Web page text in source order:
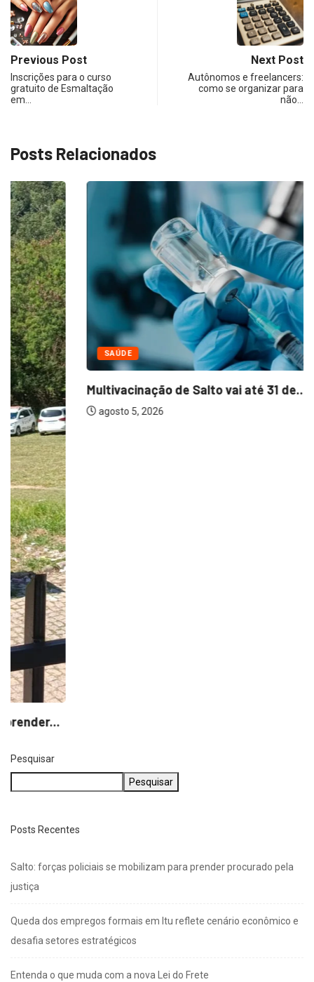
Previous Post
Inscrições para o curso
gratuito de Esmaltação
em…
Next Post
Autônomos e freelancers:
como se organizar para
não…
Posts Relacionados
SAÚDE
Multivacinação de Salto vai até 31 de...
agosto 5, 2026
Pesquisar
Pesquisar
Posts Recentes
Salto: forças policiais se mobilizam para prender procurado pela
justiça
Queda dos empregos formais em Itu reflete cenário econômico e
desafia setores estratégicos
Entenda o que muda com a nova Lei do Frete